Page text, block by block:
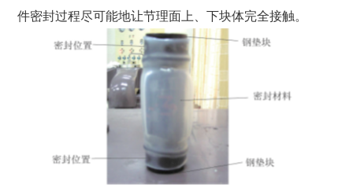
件密封过程尽可能地让节理面上、下块体完全接触。